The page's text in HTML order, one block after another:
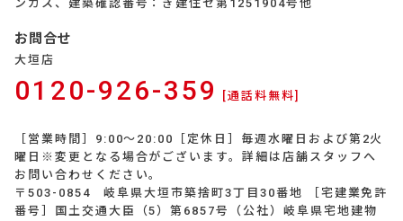
ンガス、建築確認番号：ぎ建住セ第1251904号他
お問合せ
大垣店
0120-926-359 [通話料無料]
［営業時間］9:00～20:00［定休日］毎週水曜日および第2火
曜日※変更となる場合がございます。詳細は店舗スタッフへ
お問い合わせください。
〒503-0854 岐阜県大垣市築捨町3丁目30番地 ［宅建業免許
番号］国土交通大臣（5）第6857号（公社）岐阜県宅地建物